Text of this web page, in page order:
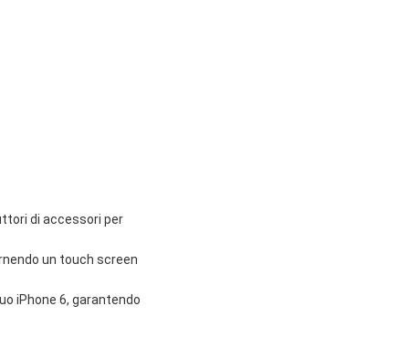
di accessori per
un touch screen
iPhone 6, garantendo